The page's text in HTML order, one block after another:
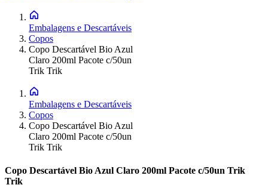
Embalagens e Descartáveis
Copos
Copo Descartável Bio Azul
Claro 200ml Pacote c/50un
Trik Trik
Embalagens e Descartáveis
Copos
Copo Descartável Bio Azul
Claro 200ml Pacote c/50un
Trik Trik
Copo Descartável Bio Azul Claro 200ml Pacote c/50un Trik
Trik